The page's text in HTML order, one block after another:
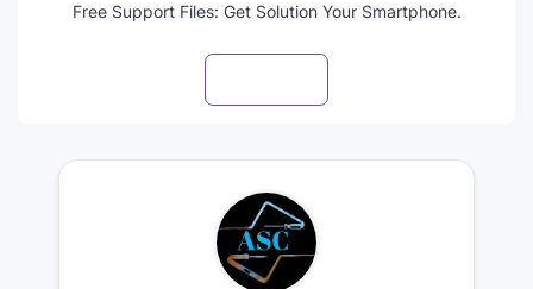
Free Support Files: Get Solution Your Smartphone.